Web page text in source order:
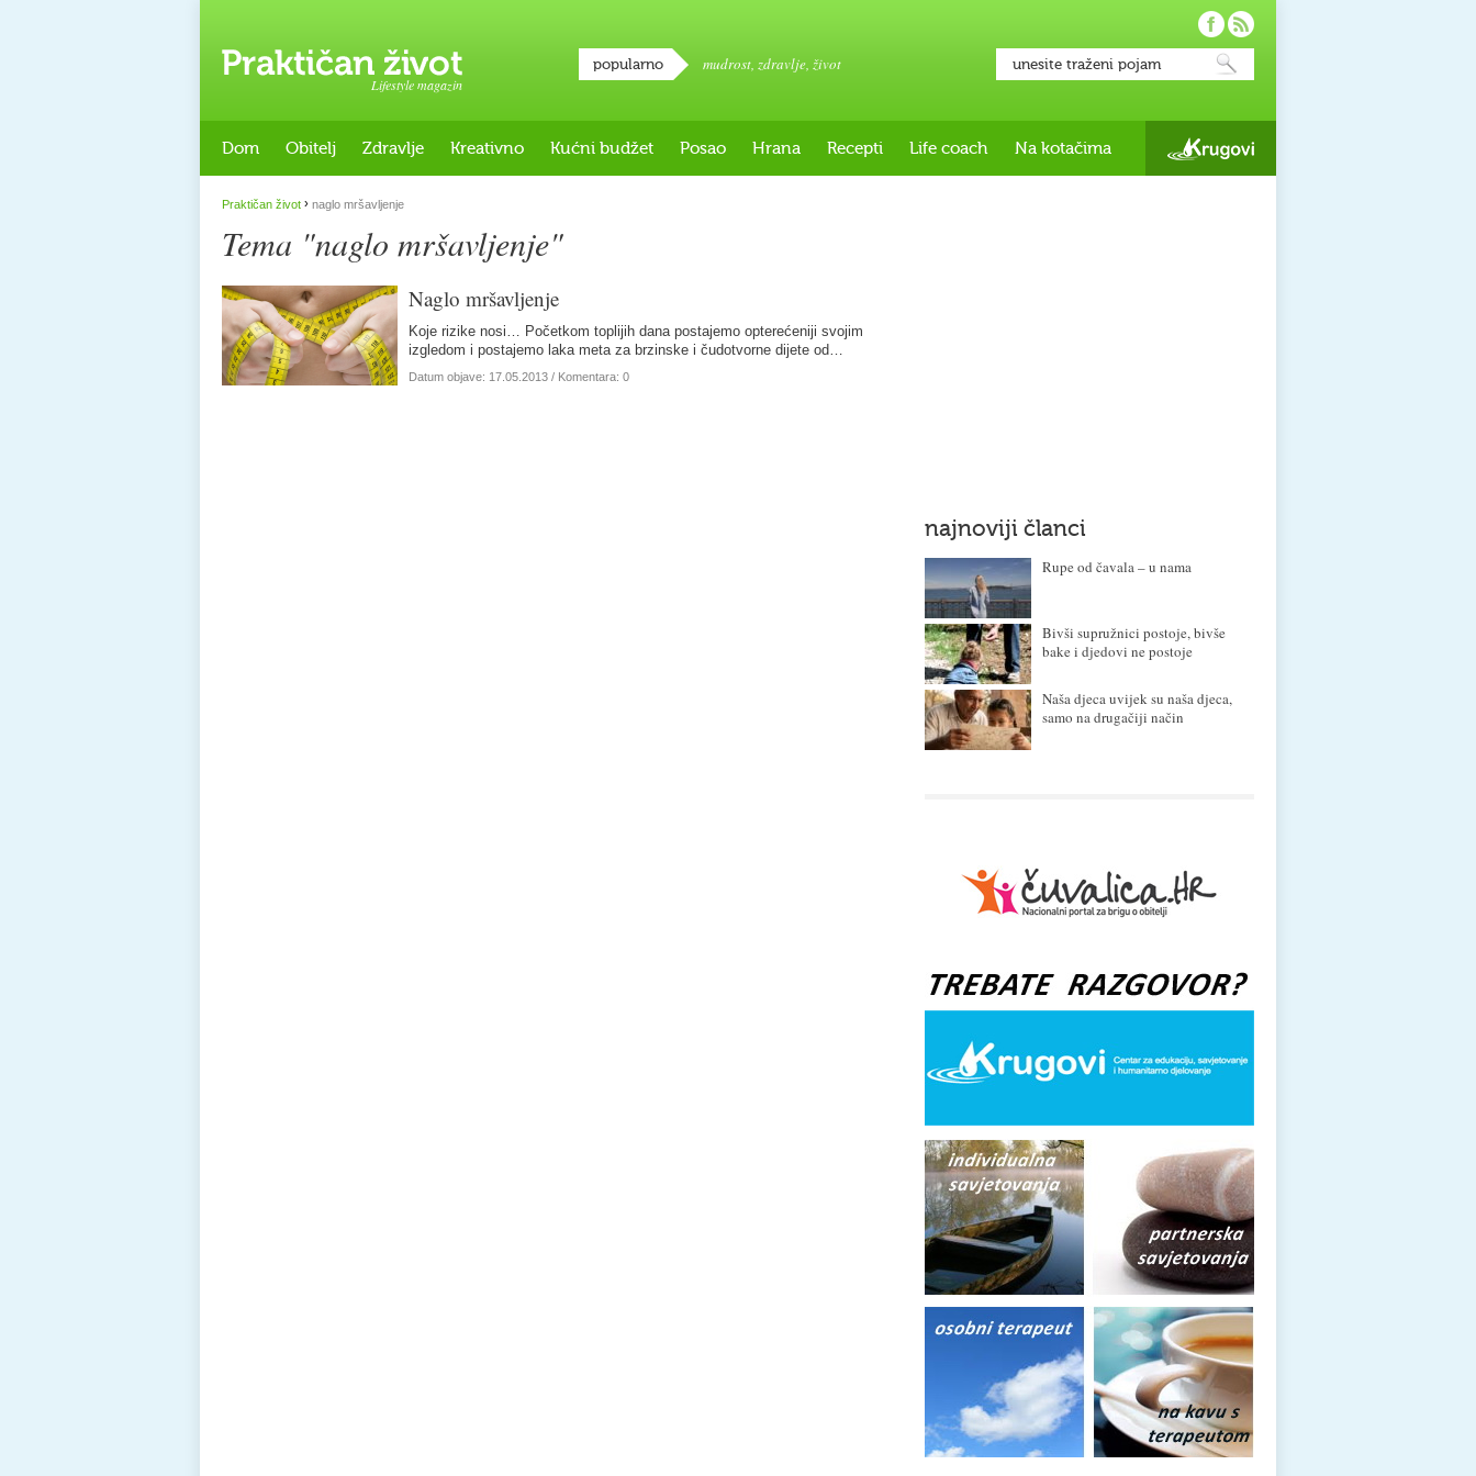
Lifestyle magazin
popularno mudrost, zdravlje, život
Dom Obitelj Zdravlje Kreativno Kućni budžet Posao Hrana Recepti Life coach Na kotačima
Praktičan život › naglo mršavljenje
Tema "naglo mršavljenje"
Naglo mršavljenje
Koje rizike nosi… Početkom toplijih dana postajemo opterećeniji svojim
izgledom i postajemo laka meta za brzinske i čudotvorne dijete od…
Datum objave: 17.05.2013 / Komentara: 0
najnoviji članci
Rupe od čavala – u nama
Bivši supružnici postoje, bivše
bake i djedovi ne postoje
Naša djeca uvijek su naša djeca,
samo na drugačiji način